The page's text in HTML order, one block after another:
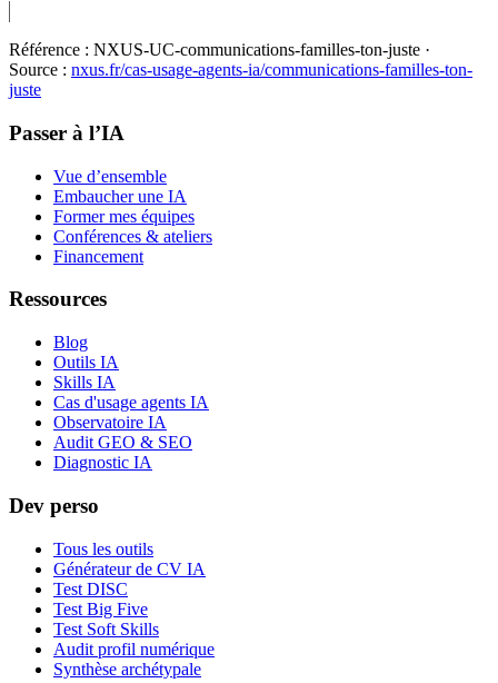
Référence : NXUS-UC-communications-familles-ton-juste ·
Source : nxus.fr/cas-usage-agents-ia/communications-familles-ton-
juste
Passer à l’IA
Vue d’ensemble
Embaucher une IA
Former mes équipes
Conférences & ateliers
Financement
Ressources
Blog
Outils IA
Skills IA
Cas d'usage agents IA
Observatoire IA
Audit GEO & SEO
Diagnostic IA
Dev perso
Tous les outils
Générateur de CV IA
Test DISC
Test Big Five
Test Soft Skills
Audit profil numérique
Synthèse archétypale